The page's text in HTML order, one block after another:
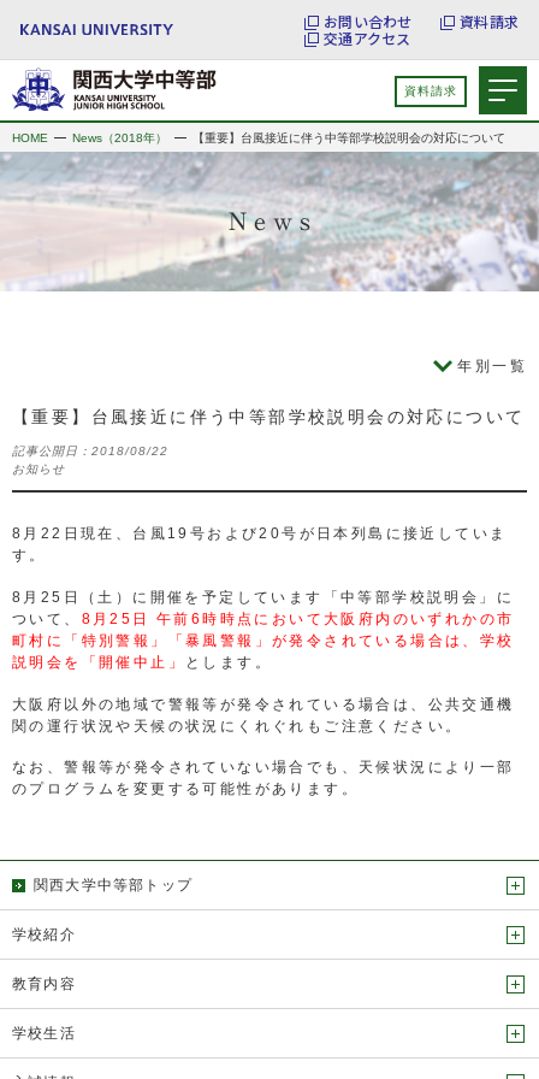
お問い合わせ
資料請求
交通アクセス
資料請求
HOME News（2018年） 【重要】台風接近に伴う中等部学校説明会の対応について
年別一覧
【重要】台風接近に伴う中等部学校説明会の対応について
記事公開日： 2018/08/22
お知らせ
8月22日現在、台風19号および20号が日本列島に接近していま
す。
8月25日（土）に開催を予定しています「中等部学校説明会」に
ついて、 8月25日 午前6時時点において大阪府内のいずれかの市
町村に「特別警報」「暴風警報」が発令されている場合は、学校
説明会を「開催中止」
とします。
大阪府以外の地域で警報等が発令されている場合は、公共交通機
関の運行状況や天候の状況にくれぐれもご注意ください。
なお、警報等が発令されていない場合でも、天候状況により一部
のプログラムを変更する可能性があります。
関西大学中等部トップ
学校紹介
教育内容
学校生活